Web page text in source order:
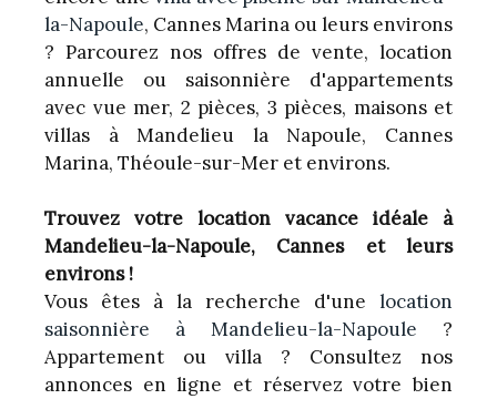
la-Napoule, Cannes Marina ou leurs environs
? Parcourez nos offres de vente, location
annuelle ou saisonnière d'appartements
avec vue mer, 2 pièces, 3 pièces, maisons et
villas à Mandelieu la Napoule, Cannes
Marina, Théoule-sur-Mer et environs.
Trouvez votre location vacance idéale à
Mandelieu-la-Napoule, Cannes et leurs
environs !
Vous êtes à la recherche d'une location
saisonnière à Mandelieu-la-Napoule ?
Appartement ou villa ? Consultez nos
annonces en ligne et réservez votre bien